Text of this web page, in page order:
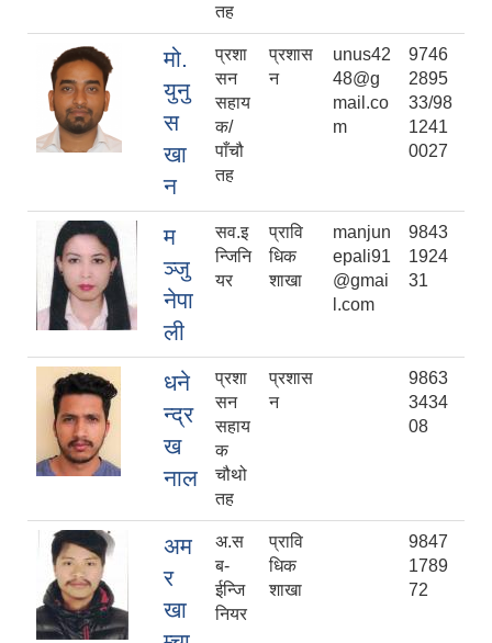
तह
मो.
युनु
स
खा
न
प्रशा
सन
सहाय
क/
पाँचौ
तह
प्रशास
न
unus42
48@g
mail.co
m
9746
2895
33/98
1241
0027
म
ञ्जु
नेपा
ली
सव.इ
न्जिनि
यर
प्रावि
धिक
शाखा
manjun
epali91
@gmai
l.com
9843
1924
31
धने
न्द्र
ख
नाल
प्रशा
सन
सहाय
क
चौथो
तह
प्रशास
न
9863
3434
08
अम
र
खा
अ.स
ब-
ईन्जि
नियर
प्रावि
धिक
शाखा
9847
1789
72